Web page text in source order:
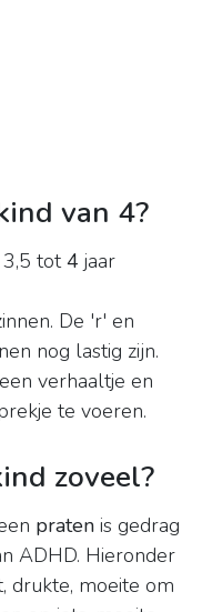
van 4?
3,5 tot4 jaar
De 'r' en
nog lastig zijn.
verhaaltje en
te voeren.
zoveel?
praten is gedrag
ADHD. Hieronder
drukte, moeite om